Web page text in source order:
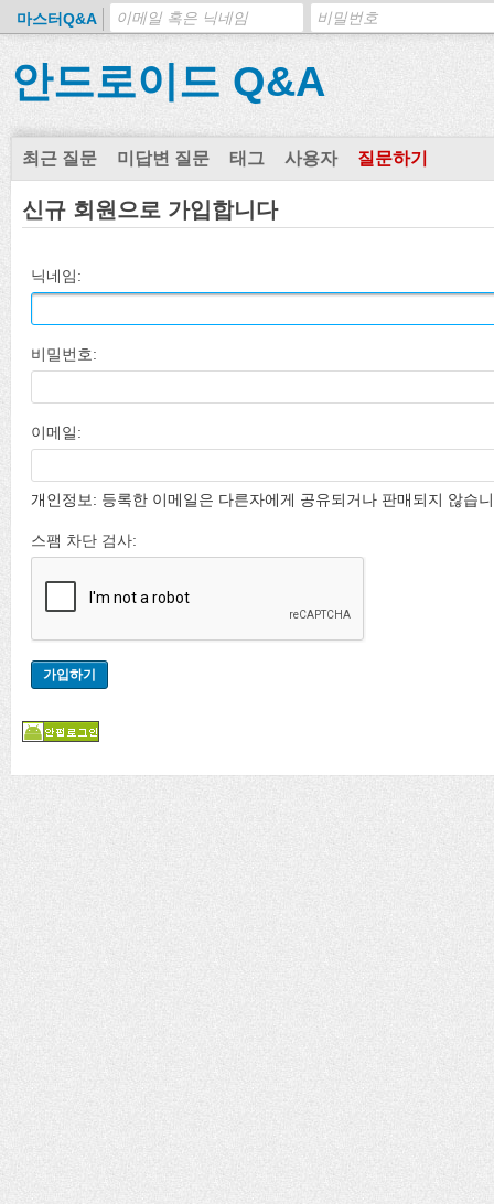
마스터Q&A
안드로이드 Q&A
최근 질문 미답변 질문 태그 사용자 질문하기
신규 회원으로 가입합니다
닉네임:
비밀번호:
이메일:
개인정보: 등록한 이메일은 다른자에게 공유되거나 판매되지 않습
스팸 차단 검사: